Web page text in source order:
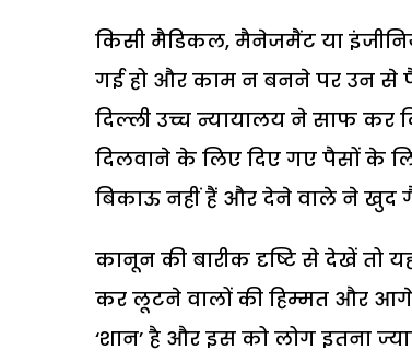
किसी मैडिकल, मैनेजमैंट या
गई हो और काम न बनने पर उन से
दिल्ली उच्च न्यायालय ने साफ
दिलवाने के लिए दिए गए पैसों के
बिकाऊ नहीं हैं और देने वाले ने खुद
कानून की बारीक दृष्टि से देखें तो
कर लूटने वालों की हिम्मत और
‘शान’ है और इस को लोग इतना